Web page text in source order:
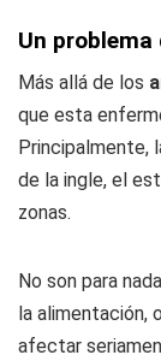
Un
Más allá de los
que esta
Principalmente,
de la ingle, el
zonas.
No son para
la alimentación,
afectar